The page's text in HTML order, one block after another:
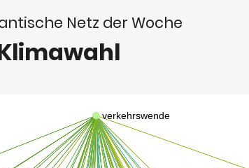
Netz der Woche